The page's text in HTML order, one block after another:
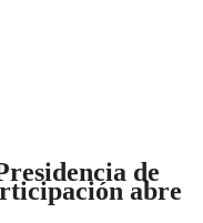
de
abre